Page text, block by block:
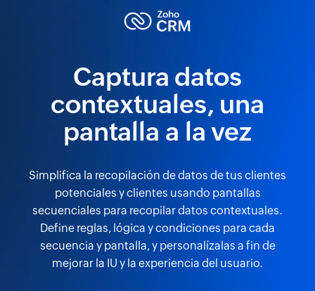
Captura datos
contextuales, una
pantalla a la vez
Simplifica la recopilación de datos de tus clientes
potenciales y clientes usando pantallas
secuenciales para recopilar datos contextuales.
Define reglas, lógica y condiciones para cada
secuencia y pantalla, y personalízalas a fin de
mejorar la IU y la experiencia del usuario.